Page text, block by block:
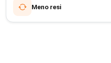
Meno resi